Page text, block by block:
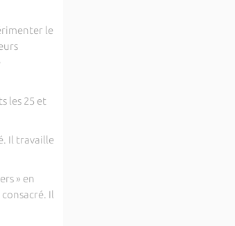
le
les 25 et
Il travaille
» en
Il